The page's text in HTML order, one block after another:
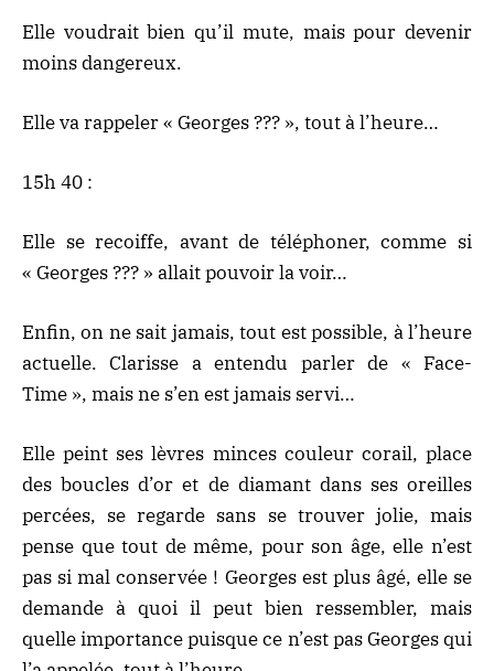
Elle voudrait bien qu’il mute, mais pour devenir
moins dangereux.
Elle va rappeler « Georges ??? », tout à l’heure…
15h 40 :
Elle se recoiffe, avant de téléphoner, comme si
« Georges ??? » allait pouvoir la voir…
Enfin, on ne sait jamais, tout est possible, à l’heure
actuelle. Clarisse a entendu parler de « Face-
Time », mais ne s’en est jamais servi…
Elle peint ses lèvres minces couleur corail, place
des boucles d’or et de diamant dans ses oreilles
percées, se regarde sans se trouver jolie, mais
pense que tout de même, pour son âge, elle n’est
pas si mal conservée ! Georges est plus âgé, elle se
demande à quoi il peut bien ressembler, mais
quelle importance puisque ce n’est pas Georges qui